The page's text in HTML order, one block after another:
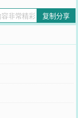
奖！”“传我命令，即
”
忘记向您QQ群和微博
复制分享